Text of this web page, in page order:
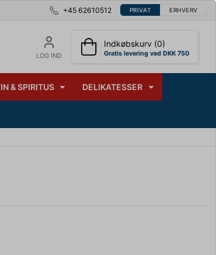
+45 62610512 PRIVAT ERHVERV
LOG IND
Indkøbskurv (0)
Gratis levering ved DKK 750
& SPIRITUS DELIKATESSER